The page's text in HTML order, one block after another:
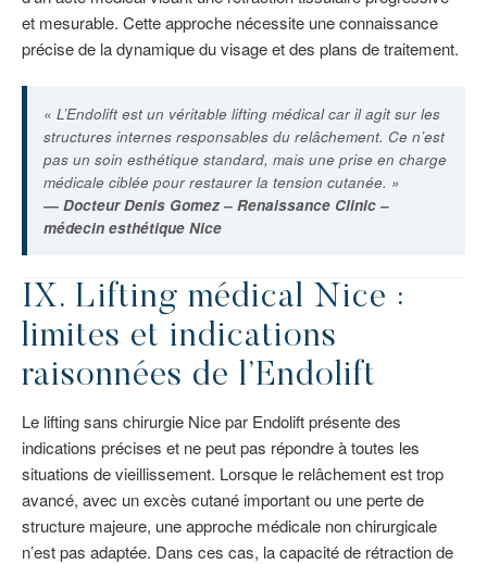
et mesurable. Cette approche nécessite une connaissance
précise de la dynamique du visage et des plans de traitement.
« L’Endolift est un véritable lifting médical car il agit sur les
structures internes responsables du relâchement. Ce n’est
pas un soin esthétique standard, mais une prise en charge
médicale ciblée pour restaurer la tension cutanée. »
— Docteur Denis Gomez – Renaissance Clinic –
médecin esthétique Nice
IX. Lifting médical Nice :
limites et indications
raisonnées de l’Endolift
Le lifting sans chirurgie Nice par Endolift présente des
indications précises et ne peut pas répondre à toutes les
situations de vieillissement. Lorsque le relâchement est trop
avancé, avec un excès cutané important ou une perte de
structure majeure, une approche médicale non chirurgicale
n’est pas adaptée. Dans ces cas, la capacité de rétraction de